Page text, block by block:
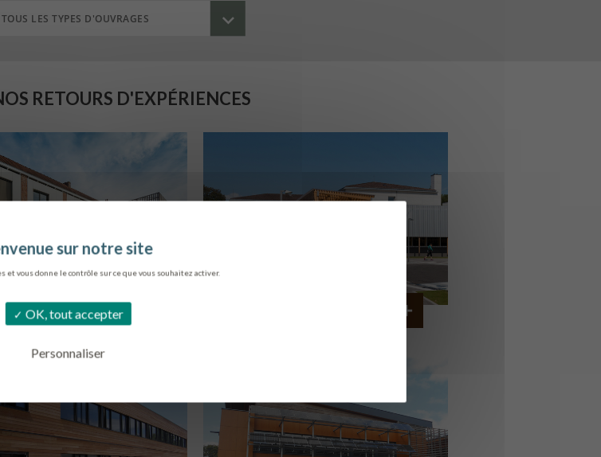
et vous donne le contrôle sur ce que vous souhaitez activer.
OK, tout accepter
Personnaliser
RETOURS D'EXPÉRIENCES
JEUNES TRAVAILLEURS